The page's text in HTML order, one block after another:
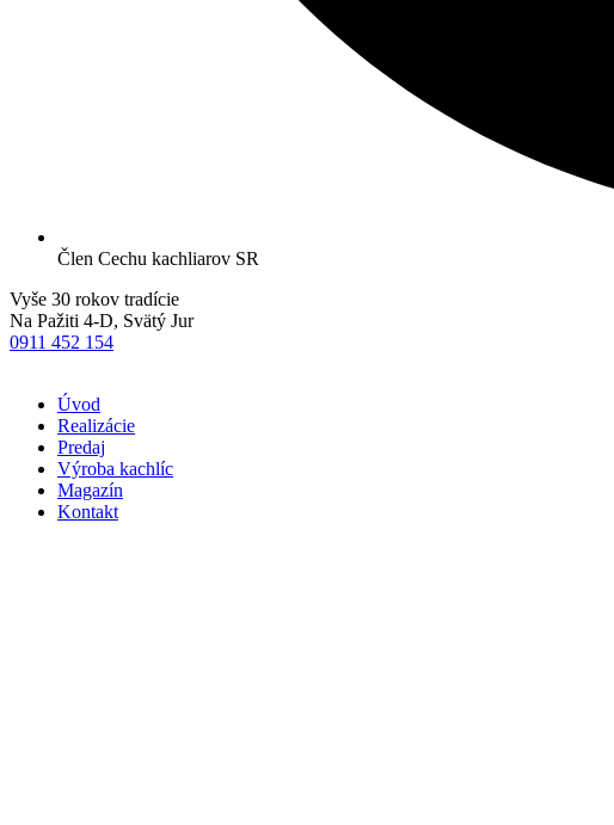
Člen Cechu kachliarov SR
Vyše 30 rokov tradície
Na Pažiti 4-D, Svätý Jur
0911 452 154
Úvod
Realizácie
Predaj
Výroba kachlíc
Magazín
Kontakt